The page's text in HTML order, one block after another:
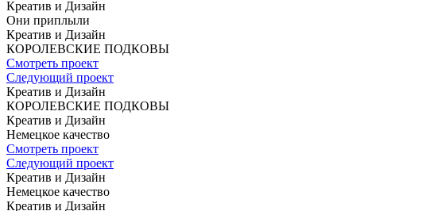
Креатив и Дизайн
Они приплыли
Креатив и Дизайн
КОРОЛЕВСКИЕ ПОДКОВЫ
Смотреть проект
Следующий проект
Креатив и Дизайн
КОРОЛЕВСКИЕ ПОДКОВЫ
Креатив и Дизайн
Немецкое качество
Смотреть проект
Следующий проект
Креатив и Дизайн
Немецкое качество
Креатив и Дизайн